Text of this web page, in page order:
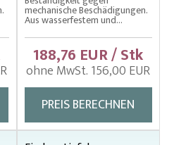
mechanische Beschädigungen.
Aus wasserfestem und...
188,76 EUR / Stk
ohne MwSt. 156,00 EUR
PREIS BERECHNEN